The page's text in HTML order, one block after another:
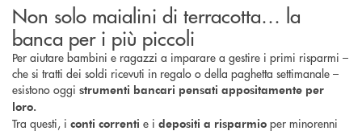
Non solo maialini di terracotta… la
banca per i più piccoli
Per aiutare bambini e ragazzi a imparare a gestire i primi risparmi –
che si tratti dei soldi ricevuti in regalo o della paghetta settimanale –
esistono oggi strumenti bancari pensati appositamente per
loro.
Tra questi, i conti correnti e i depositi a risparmio per minorenni